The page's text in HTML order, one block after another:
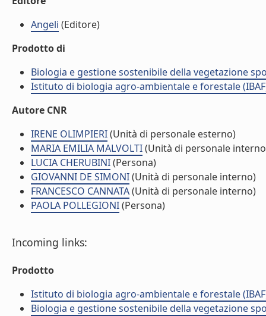
Angeli (Editore)
Prodotto di
Biologia e gestione sostenibile della vegetazione
Istituto di biologia agro-ambientale e forestale
Autore CNR
IRENE OLIMPIERI(Unità di personale esterno)
MARIA EMILIA MALVOLTI(Unità di personale
LUCIA CHERUBINI(Persona)
GIOVANNI DE SIMONI(Unità di personale interno)
FRANCESCO CANNATA(Unità di personale interno)
PAOLA POLLEGIONI(Persona)
Incoming links:
Prodotto
Istituto di biologia agro-ambientale e forestale
Biologia e gestione sostenibile della vegetazione